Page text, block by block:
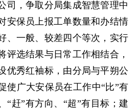
司，争取分局集成智慧管理中
安保员上报工单数量和办结情
、一般、较差四个等次，实行
评选结果与日常工作相结合，
优秀红袖标，由分局与平朔公
使广大安保员在工作中“比”有
“赶”有方向、“超”有目标；建